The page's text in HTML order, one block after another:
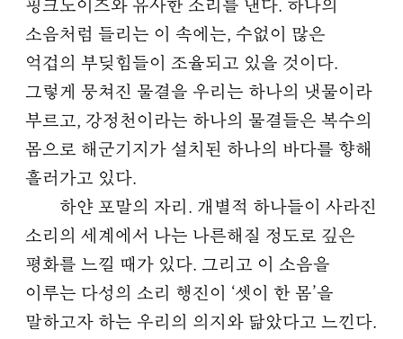
핑크노이즈와 유사한 소리를 낸다. 하나의
소음처럼 들리는 이 속에는, 수없이 많은
억겁의 부딪힘들이 조율되고 있을 것이다.
그렇게 뭉쳐진 물결을 우리는 하나의 냇물이라
부르고, 강정천이라는 하나의 물결들은 복수의
몸으로 해군기지가 설치된 하나의 바다를 향해
흘러가고 있다.
하얀 포말의 자리. 개별적 하나들이 사라진
소리의 세계에서 나는 나른해질 정도로 깊은
평화를 느낄 때가 있다. 그리고 이 소음을
이루는 다성의 소리 행진이 ‘셋이 한 몸’을
말하고자 하는 우리의 의지와 닮았다고 느낀다.